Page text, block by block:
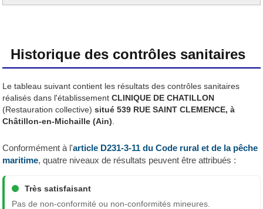
Historique des contrôles sanitaires
Le tableau suivant contient les résultats des contrôles sanitaires
réalisés dans l'établissementCLINIQUE DE CHATILLON
(Restauration collective) situé 539 RUE SAINT CLEMENCE, à
Châtillon-en-Michaille (Ain)
Conformément à l'article D231-3-11 du Code rural et de la pêche
maritime, quatre niveaux de résultats peuvent être attribués :
Très satisfaisant
Pas de non-conformité ou non-conformités mineures.